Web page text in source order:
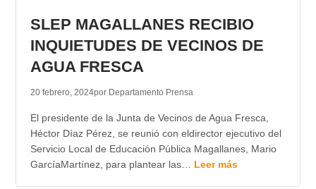
SLEP MAGALLANES RECIBIO
INQUIETUDES DE VECINOS DE
AGUA FRESCA
20 febrero, 2024por Departamento Prensa
El presidente de la Junta de Vecinos de Agua Fresca,
Héctor Díaz Pérez, se reunió con eldirector ejecutivo del
Servicio Local de Educación Pública Magallanes, Mario
GarcíaMartínez, para plantear las… Leer más